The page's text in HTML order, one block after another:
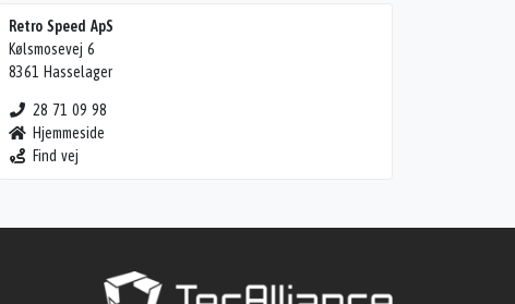
Retro Speed ApS
Kølsmosevej 6
8361 Hasselager
28 71 09 98
Hjemmeside
Find vej